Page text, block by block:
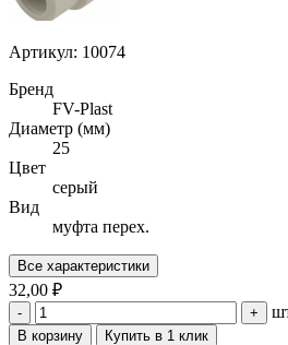
Артикул: 10074
Бренд
FV-Plast
Диаметр (мм)
25
Цвет
серый
Вид
муфта перех.
Все характеристики
32,00 ₽
- +
В корзину Купить в 1 клик